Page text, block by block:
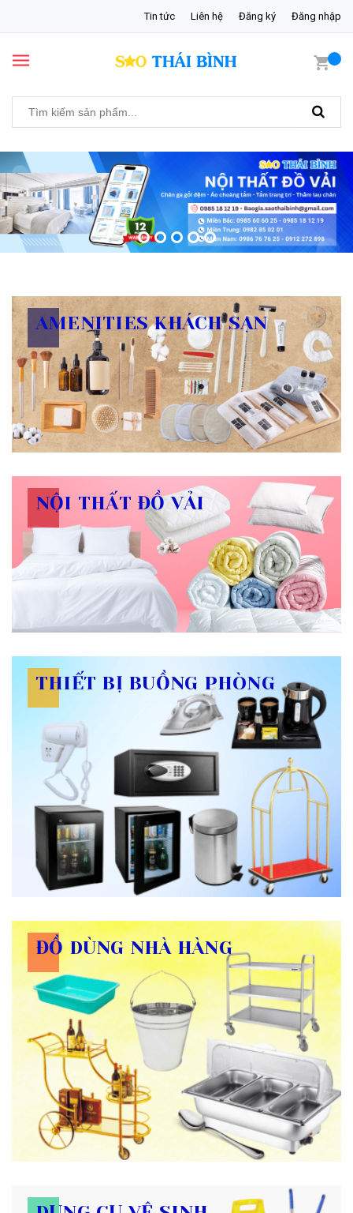
Tin tức Liên hệ Đăng ký Đăng nhập
AMENITIES KHÁCH SẠN
NỘI THẤT ĐỒ VẢI
THIẾT BỊ BUỒNG PHÒNG
ĐỒ DÙNG NHÀ HÀNG